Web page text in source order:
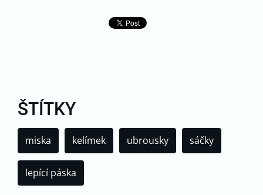
ŠTÍTKY
miska kelímek ubrousky sáčky
lepící páska